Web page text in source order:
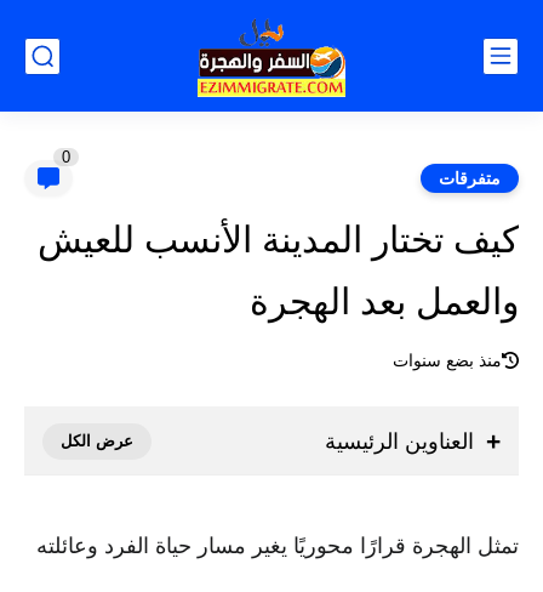
متفرقات
0
كيف تختار المدينة الأنسب للعيش
والعمل بعد الهجرة
منذ بضع سنوات
العناوين الرئيسية
تمثل الهجرة قرارًا محوريًا يغير مسار حياة الفرد وعائلته